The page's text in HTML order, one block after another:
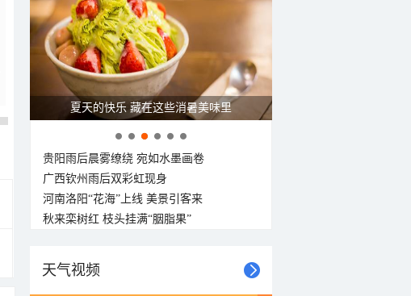
<3级
东风
<3级
东风
<3级
东南风
<3级 <3级
东南风
<3级
26°C 25°C 24°C
夏天的快乐 藏在这些消暑美味里
贵阳雨后晨雾缭绕 宛如水墨画卷
广西钦州雨后双彩虹现身
河南洛阳“花海”上线 美景引客来
秋来栾树红 枝头挂满“胭脂果”
天气视频